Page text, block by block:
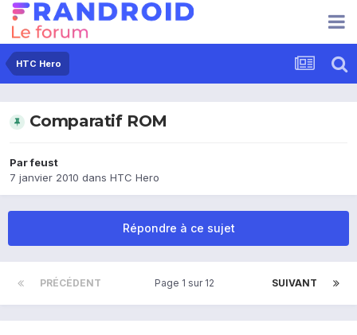
HTC Hero
Comparatif ROM
Parfeust
7 janvier 2010 dans HTC Hero
Répondre à ce sujet
PRÉCÉDENT SUIVANT
Page 1 sur 12